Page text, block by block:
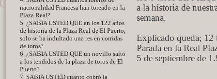
nacionalidad Francesa han toreado en la
Plaza Real?
5. ¿SABIA USTED QUE en los 122 años
de historia de la Plaza Real de El Puerto,
solo se ha indultado una res en corridas
de toros?
6. ¿SABIA USTED QUE un novillo saltó
a los tendidos de la plaza de toros de El
Puerto?
7. SABIA USTED cuanto cobró la
a la historia de
semana.
Explicado queda; 12
Parada en la Real
5 de septiembre de